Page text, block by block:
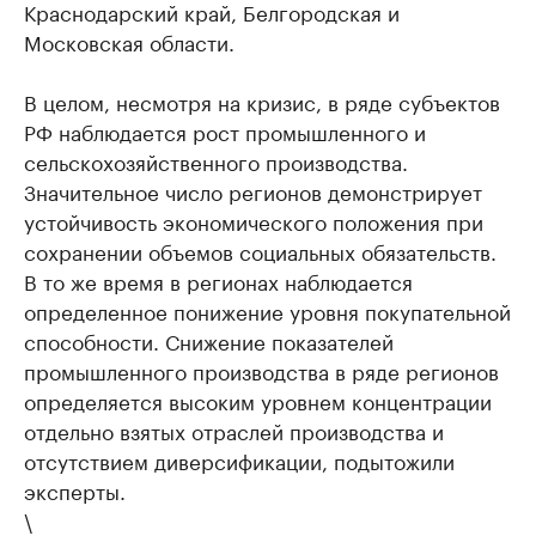
Краснодарский край, Белгородская и
Московская области.
В целом, несмотря на кризис, в ряде субъектов
РФ наблюдается рост промышленного и
сельскохозяйственного производства.
Значительное число регионов демонстрирует
устойчивость экономического положения при
сохранении объемов социальных обязательств.
В то же время в регионах наблюдается
определенное понижение уровня покупательной
способности. Снижение показателей
промышленного производства в ряде регионов
определяется высоким уровнем концентрации
отдельно взятых отраслей производства и
отсутствием диверсификации, подытожили
эксперты.
\